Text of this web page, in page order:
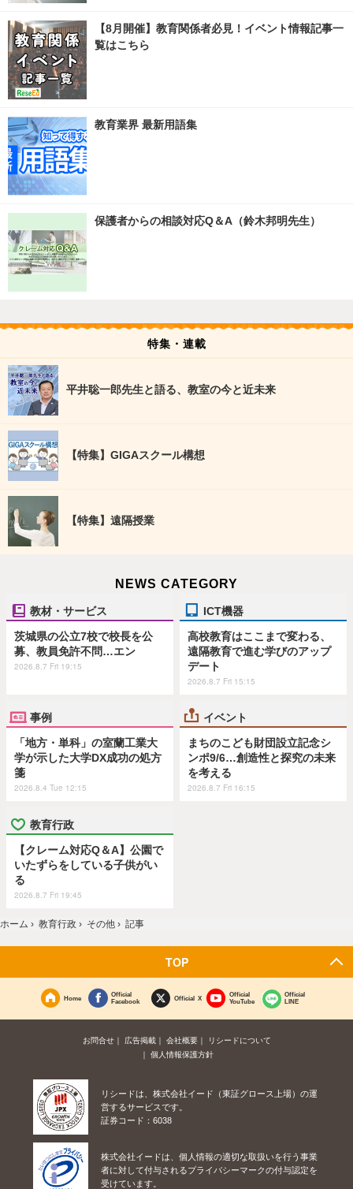
【8月開催】教育関係者必見！イベント情報記事一
覧はこちら
教育業界 最新用語集
保護者からの相談対応Q＆A（鈴木邦明先生）
特集・連載
平井聡一郎先生と語る、教室の今と近未来
【特集】GIGAスクール構想
【特集】遠隔授業
NEWS CATEGORY
教材・サービス
茨城県の公立7校で校長を公
募、教員免許不問…エン
2026.8.7 Fri 19:15
ICT機器
高校教育はここまで変わる、
遠隔教育で進む学びのアップ
デート
2026.8.7 Fri 15:15
事例
「地方・単科」の室蘭工業大
学が示した大学DX成功の処方
箋
2026.8.4 Tue 12:15
イベント
まちのこども財団設立記念シ
ンポ9/6…創造性と探究の未来
を考える
2026.8.7 Fri 16:15
教育行政
【クレーム対応Q＆A】公園で
いたずらをしている子供がい
る
2026.8.7 Fri 19:45
ホーム › 教育行政 › その他 › 記事
TOP
Home
Official
Facebook
Official X
Official
YouTube
Official
LINE
お問合せ 広告掲載 会社概要
リシードについて
個人情報保護方針
リシードは、株式会社イード（東証グロース上場）の運
営するサービスです。
証券コード：6038
株式会社イードは、個人情報の適切な取扱いを行う事業
者に対して付与されるプライバシーマークの付与認定を
受けています。